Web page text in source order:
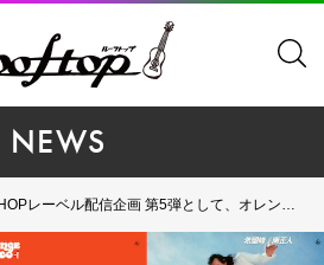
NEWS
信企画 第5弾として、オレンジ・ペコ（ARBのKEITH在籍）、パル、スーパー・パンプキンほか9月27日より全23作品が全世界配信開始！